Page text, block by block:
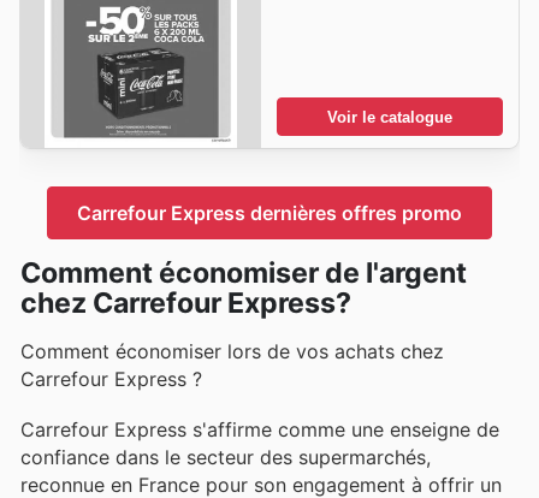
Voir le catalogue
Carrefour Express dernières offres promo
Comment économiser de l'argent
chez Carrefour Express?
Comment économiser lors de vos achats chez
Carrefour Express ?
Carrefour Express s'affirme comme une enseigne de
confiance dans le secteur des supermarchés,
reconnue en France pour son engagement à offrir un